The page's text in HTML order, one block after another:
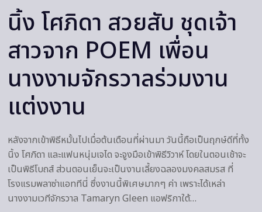
นิ้ง โศภิดา สวยสับ ชุดเจ้า
สาวจาก POEM เพื่อน
นางงามจักรวาลร่วมงาน
แต่งงาน
หลังจากเข้าพิธีหมั้นไปเมื่อต้นเดือนที่ผ่านมา วันนี้ถือเป็นฤกษ์ดีที่ทั้ง
นิ้ง โศภิดา และแฟนหนุ่มเจได จะจูงมือเข้าพิธีวิวาห์ โดยในตอนเช้าจะ
เป็นพิธีโบถส์ ส่วนตอนเย็นจะเป็นงานเลี้ยงฉลองมงคลสมรส ที่
โรงแรมพลาซ่าแอททีนี่ ซึ่งงานนี้พิเศษมากๆ ค่า เพราะได้เหล่า
นางงามเวทีจักรวาล Tamaryn Gleen แอฟริกาใต้…